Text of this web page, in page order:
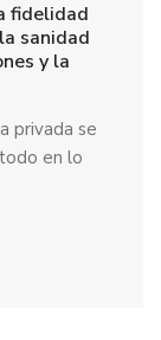
fidelidad
sanidad
y la
privada se
en lo